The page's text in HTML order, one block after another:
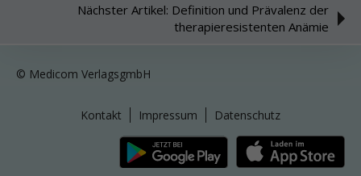
Nächster Artikel: Definition und Prävalenz der
therapieresistenten Anämie
© Medicom VerlagsgmbH
Kontakt Impressum Datenschutz